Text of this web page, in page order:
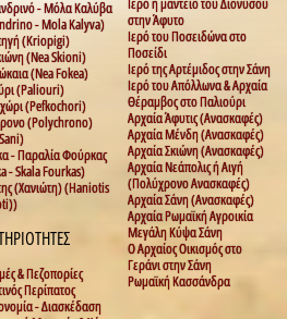
- Μόλα Καλύβα
- Mola Kalyva)
(Kriopigi)
(Nea Skioni)
(Nea Fokea)
(Paliouri)
(Pefkochori)
(Polychrono)
- Παραλία Φούρκας
- Skala Fourkas)
(Χανιώτη) (Haniotis
& Πεζοπορίες
Περίπατος
- Διασκέδαση
στην Άφυτο
Ιερό του Ποσειδώνα στο
Ποσείδι
Ιερό της Αρτέμιδος στην Σάνη
Ιερό του Απόλλωνα & Αρχαία
Θέραμβος στο Παλιούρι
Αρχαία Άφυτις (Ανασκαφές)
Αρχαία Μένδη (Ανασκαφές)
Αρχαία Σκιώνη (Ανασκαφές)
Αρχαία Νεάπολις ή Αιγή
(Πολύχρονο Ανασκαφές)
Αρχαία Σάνη (Ανασκαφές)
Αρχαία Ρωμαϊκή Αγροικία
Μεγάλη Κύψα Σάνη
Ο Αρχαίος Οικισμός στο
Γεράνι στην Σάνη
Ρωμαϊκή Κασσάνδρα